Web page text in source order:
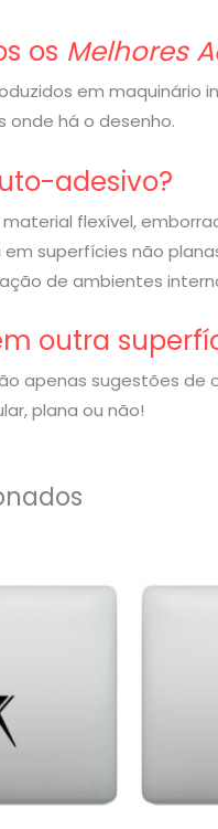
os Melhores
em maquinário
onde há o desenho.
adesivo?
flexível,
superfícies não
de ambientes
outra
apenas sugestões
plana ou não!